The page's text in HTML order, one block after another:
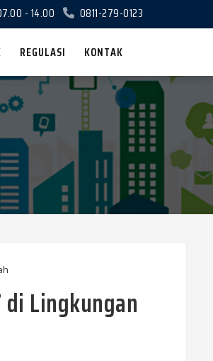
- 14.00 0811-279-0123
REGULASI KONTAK
Lingkungan